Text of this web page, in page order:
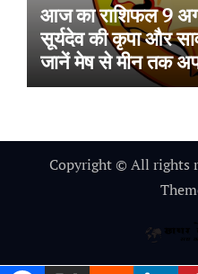
आज का राशिफल 9
सूर्यदेव की कृपा और
जानें मेष से मीन तक
Copyright © All rights